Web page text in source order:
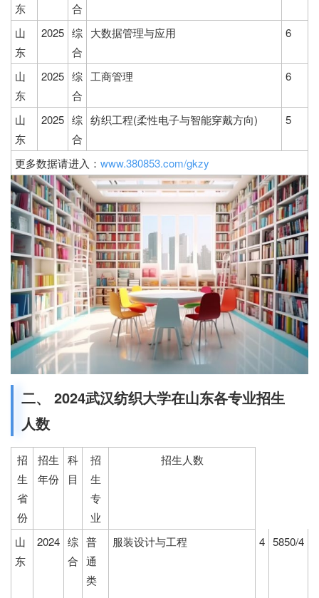
东
合
山
东
2025 综
合
大数据管理与应用 6
山
东
2025 综
合
工商管理 6
山
东
2025 综
合
纺织工程(柔性电子与智能穿戴方向) 5
更多数据请进入： www.380853.com/gkzy
二、 2024武汉纺织大学在山东各专业招生
人数
招
生
省
份
招生
年份
科
目
招
生
专
业
招生人数
山
东
2024 综
合
普
通
类
服装设计与工程 4 5850/4